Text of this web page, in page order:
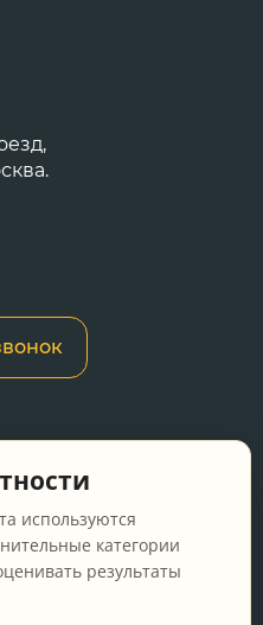
характер и не
определяемой
437 ГК РФ.
уточняйте
по телефону.
используются
категории
результаты